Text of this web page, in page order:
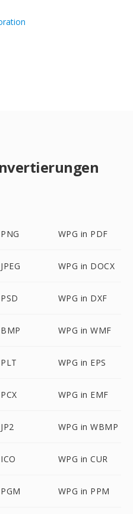
WPG in PDF
WPG in DOCX
WPG in DXF
WPG in WMF
WPG in EPS
WPG in EMF
WPG in WBMP
WPG in CUR
WPG in PPM